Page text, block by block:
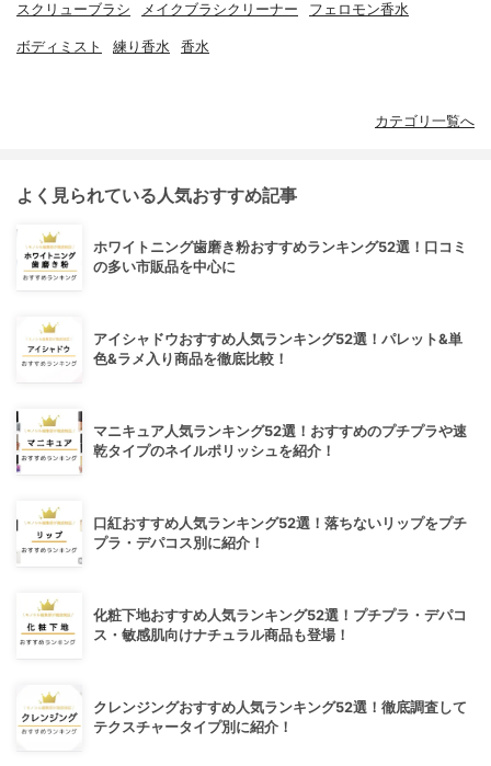
スクリューブラシ メイクブラシクリーナー フェロモン香水
ボディミスト 練り香水 香水
カテゴリ一覧へ
よく見られている人気おすすめ記事
ホワイトニング歯磨き粉おすすめランキング52選！口コミ
の多い市販品を中心に
アイシャドウおすすめ人気ランキング52選！パレット&単
色&ラメ入り商品を徹底比較！
マニキュア人気ランキング52選！おすすめのプチプラや速
乾タイプのネイルポリッシュを紹介！
口紅おすすめ人気ランキング52選！落ちないリップをプチ
プラ・デパコス別に紹介！
化粧下地おすすめ人気ランキング52選！プチプラ・デパコ
ス・敏感肌向けナチュラル商品も登場！
クレンジングおすすめ人気ランキング52選！徹底調査して
テクスチャータイプ別に紹介！